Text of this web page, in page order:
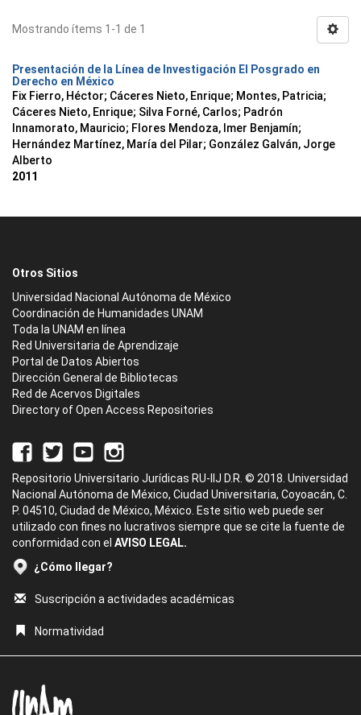
Mostrando ítems 1-1 de 1
Presentación de la Línea de Investigación El Posgrado en
Derecho en México
Fix Fierro, Héctor; Cáceres Nieto, Enrique; Montes, Patricia;
Cáceres Nieto, Enrique; Silva Forné, Carlos; Padrón
Innamorato, Mauricio; Flores Mendoza, Imer Benjamín;
Hernández Martínez, María del Pilar; González Galván, Jorge
Alberto
2011
Otros Sitios
Universidad Nacional Autónoma de México
Coordinación de Humanidades UNAM
Toda la UNAM en línea
Red Universitaria de Aprendizaje
Portal de Datos Abiertos
Dirección General de Bibliotecas
Red de Acervos Digitales
Directory of Open Access Repositories
Repositorio Universitario Jurídicas RU-IIJ D.R. © 2018. Universidad
Nacional Autónoma de México, Ciudad Universitaria, Coyoacán, C.
P. 04510, Ciudad de México, México. Este sitio web puede ser
utilizado con fines no lucrativos siempre que se cite la fuente de
conformidad con el AVISO LEGAL.
¿Cómo llegar?
Suscripción a actividades académicas
Normatividad